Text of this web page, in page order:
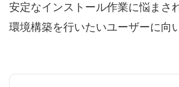
安定なインストール作業に悩まさ
環境構築を行いたいユーザーに向